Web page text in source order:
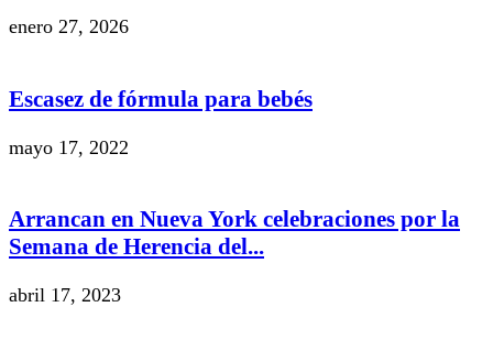
enero 27, 2026
Escasez de fórmula para bebés
mayo 17, 2022
Arrancan en Nueva York celebraciones por la
Semana de Herencia del...
abril 17, 2023